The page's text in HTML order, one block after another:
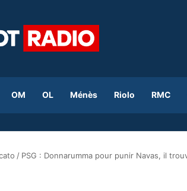
OM OL Ménès Riolo RMC
/ PSG : Donnarumma pour punir Navas, il